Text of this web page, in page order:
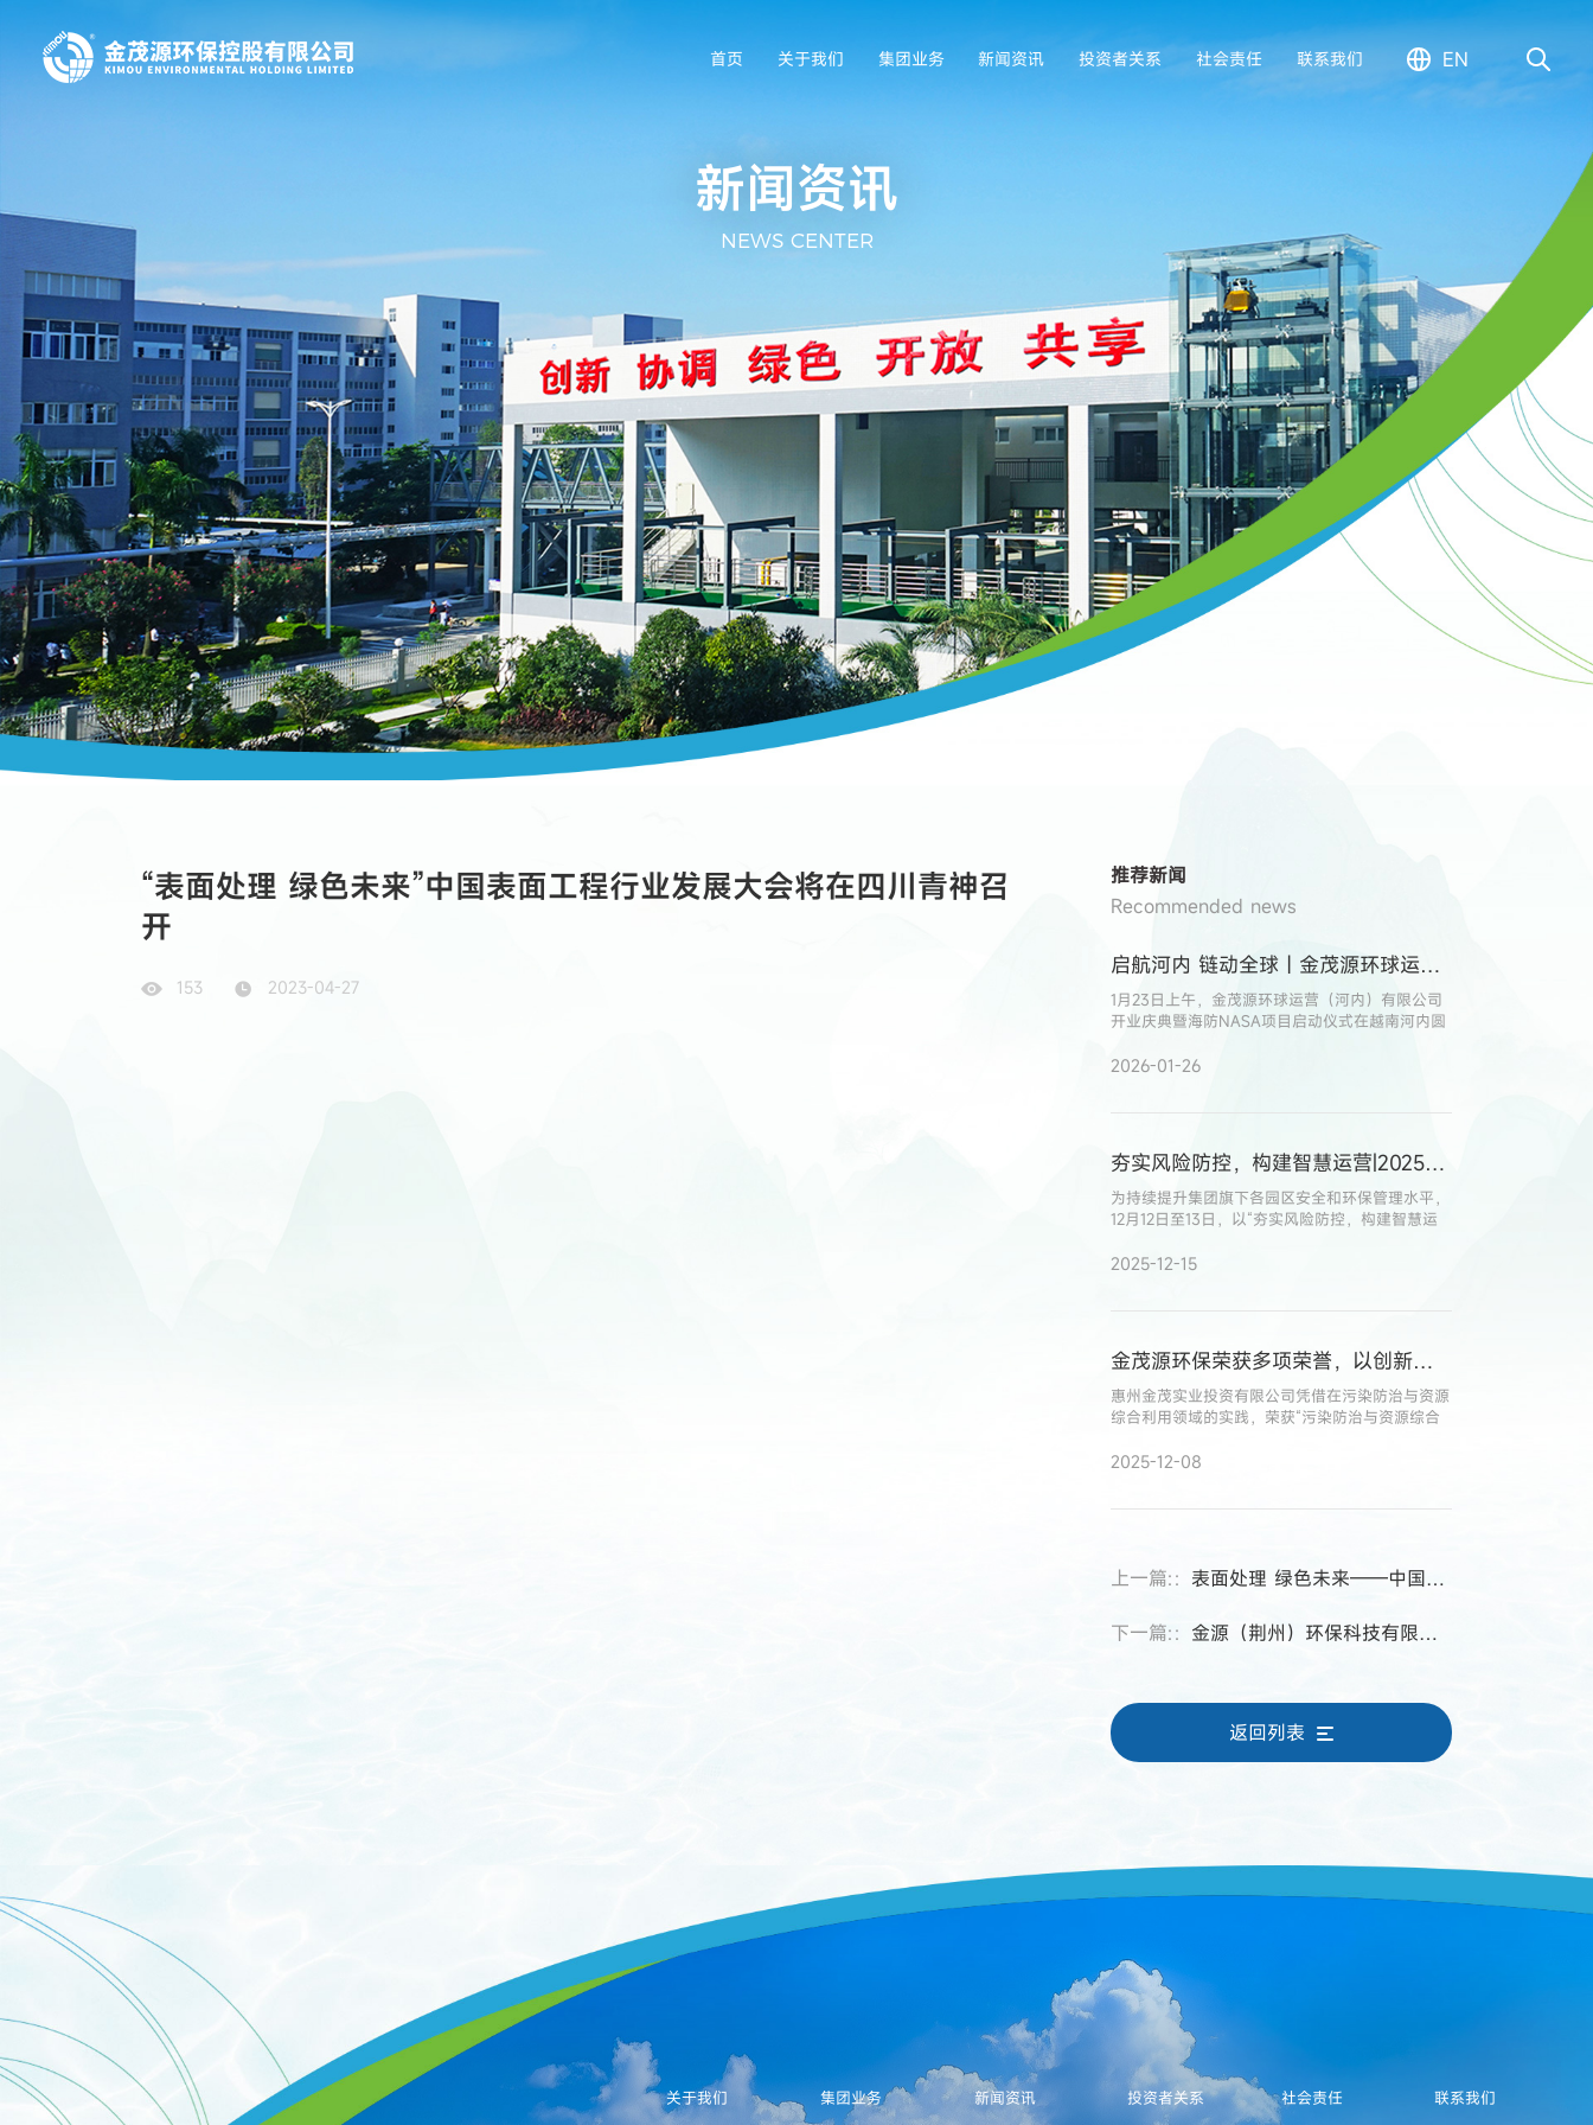
首页 关于我们 集团业务 新闻资讯 投资者关系 社会责任 联系我们 EN
新闻资讯
NEWS CENTER
“表面处理 绿色未来”中国表面工程行业发展大会将在四川青神召
开
153 2023-04-27
推荐新闻
Recommended news
启航河内 链动全球｜金茂源环球运营（河内）有限公司开业庆典暨海防NASA项目启动仪式圆满举行
1月23日上午，金茂源环球运营（河内）有限公司
开业庆典暨海防NASA项目启动仪式在越南河内圆
迈出了至关重要的一步。
2026-01-26
夯实风险防控，构建智慧运营|2025年金茂源环保集团园区风控运营研讨会圆满召开
为持续提升集团旗下各园区安全和环保管理水平，
12月12日至13日，以“夯实风险防控，构建智慧运
研讨会在华中园区顺利召开
2025-12-15
金茂源环保荣获多项荣誉，以创新实践助力产业绿色升级
惠州金茂实业投资有限公司凭借在污染防治与资源
综合利用领域的实践，荣获“污染防治与资源综合
2025-12-08
上一篇:： 表面处理 绿色未来——中国表面工程行业发展大会在四川青神圆满举行
下一篇:： 金源（荆州）环保科技有限公司通过“高新技术企业”认定
返回列表
关于我们 集团业务 新闻资讯 投资者关系 社会责任 联系我们